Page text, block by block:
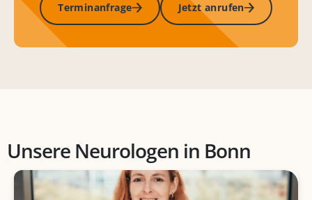
Terminanfrage Jetzt anrufen
Unsere Neurologen in Bonn